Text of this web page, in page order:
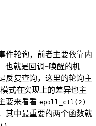
件轮询，前者主要依靠内
也就是回调+唤醒的机
反复查询，这里的轮询主
式在实现上的差异也主
要来看看 epoll_ctl(2)
其中最重要的两个函数就